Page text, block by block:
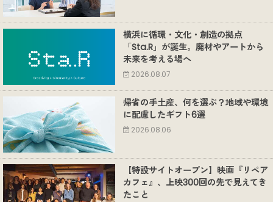
横浜に循環・文化・創造の拠点
「Sta.R」が誕生。廃材やアートから
未来を考える場へ
2026.08.07
帰省の手土産、何を選ぶ？地域や環境
に配慮したギフト6選
2026.08.06
【特設サイトオープン】映画『リペア
カフェ』、上映300回の先で見えてき
たこと